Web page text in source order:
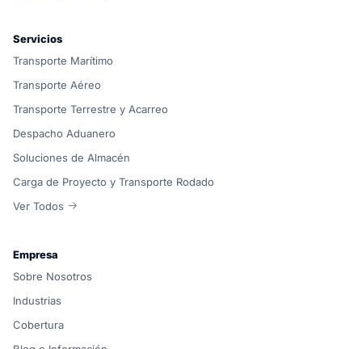
Servicios
Transporte Marítimo
Transporte Aéreo
Transporte Terrestre y Acarreo
Despacho Aduanero
Soluciones de Almacén
Carga de Proyecto y Transporte Rodado
Ver Todos
Empresa
Sobre Nosotros
Industrias
Cobertura